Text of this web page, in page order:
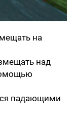
на
над
падающими